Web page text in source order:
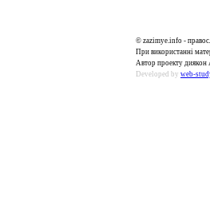
© zazimye.info -
При використанні
Автор проекту диякон
Developed by web-